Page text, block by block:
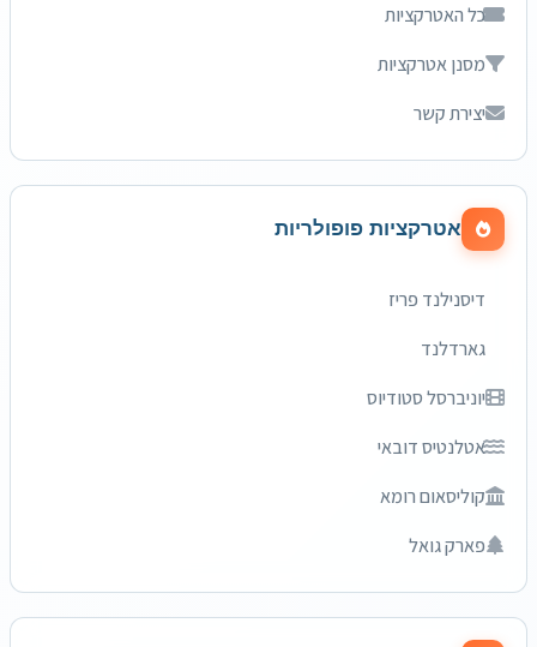
כל האטרקציות
מסנן אטרקציות
יצירת קשר
אטרקציות פופולריות
דיסנילנד פריז
גארדלנד
יוניברסל סטודיוס
אטלנטיס דובאי
קוליסאום רומא
פארק גואל